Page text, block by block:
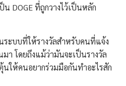
DOGE ที่ถูกวางไว้เป็นหลัก
ระบบที่ให้รางวัลสำหรับคนที่แจ้ง
โดยถึงแม้ว่ามันจะเป็นรางวัล
นให้คนอยากร่วมมือกันทำอะไรสัก